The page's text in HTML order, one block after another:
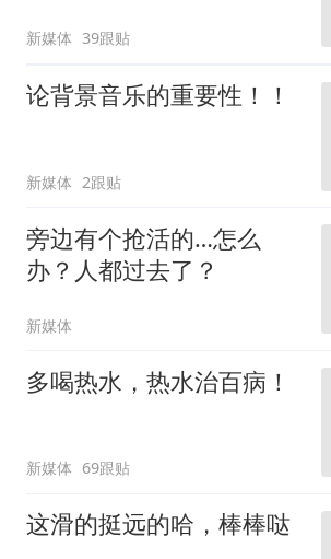
新媒体 39跟贴
论背景音乐的重要性！！
新媒体 2跟贴
旁边有个抢活的…怎么
办？人都过去了？
新媒体
多喝热水，热水治百病！
新媒体 69跟贴
这滑的挺远的哈，棒棒哒